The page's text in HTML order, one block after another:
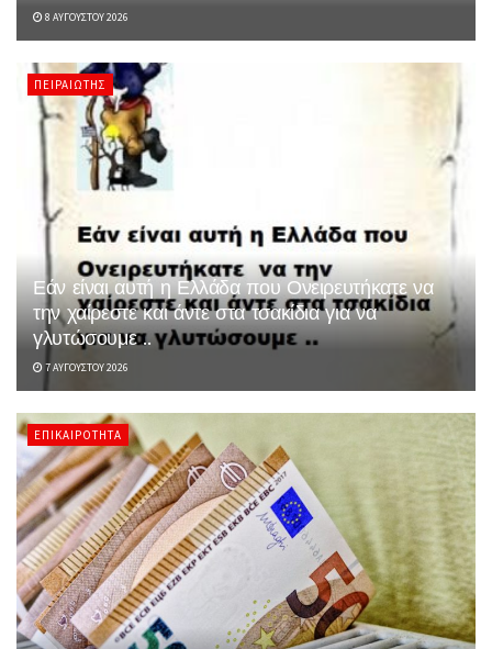
8 ΑΥΓΟΎΣΤΟΥ 2026
ΠΕΙΡΑΙΏΤΗΣ
Εάν είναι αυτή η Ελλάδα που Ονειρευτήκατε να
την χαίρεστε και άντε στα τσακίδια για να
γλυτώσουμε ..
7 ΑΥΓΟΎΣΤΟΥ 2026
ΕΠΙΚΑΙΡΌΤΗΤΑ